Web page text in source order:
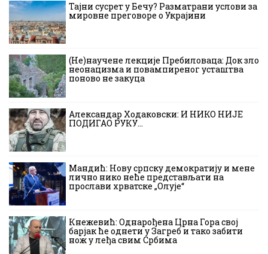
Тајни сусрет у Бечу? Разматрани услови за
мировне преговоре о Украјини
(Не)научене лекције Пребиловаца: Док зло
неонацизма и повампиреног усташтва
поново не закуца
Александар Ходаковски: И НИКО НИЈЕ
ПОДИГАО РУКУ…
Мандић: Нову српску демократију и мене
лично нико неће представљати на
прослави хрватске „Олује“
Кнежевић: Однарођена Црна Гора свој
барјак ће однети у Загреб и тако забити
нож у леђа свим Србима